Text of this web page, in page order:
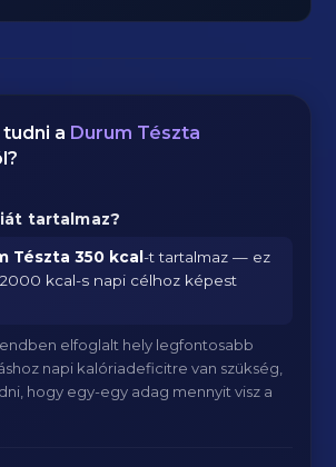
a Durum Tészta
tartalmaz?
Tészta 350 kcal-t tartalmaz — ez
kcal-s napi célhoz képest
elfoglalt hely legfontosabb
napi kalóriadeficitre van szükség,
hogy egy-egy adag mennyit visz a